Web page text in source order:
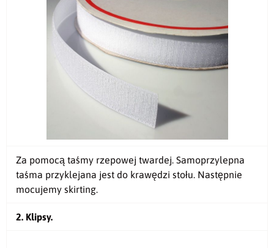
Za pomocą taśmy rzepowej twardej. Samoprzylepna
taśma przyklejana jest do krawędzi stołu. Następnie
mocujemy skirting.
2. Klipsy.